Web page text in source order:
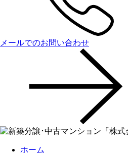
メールでのお問い合わせ
ホーム